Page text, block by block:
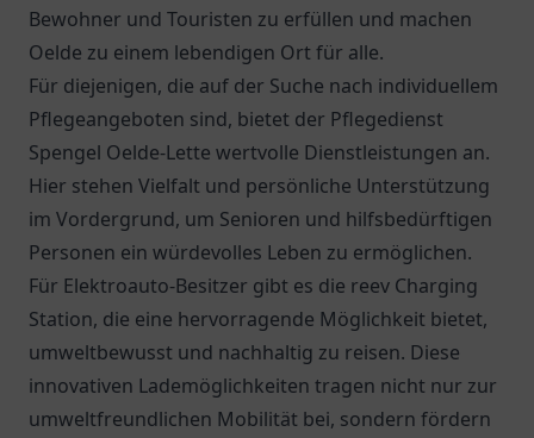
Bewohner und Touristen zu erfüllen und machen
Oelde zu einem lebendigen Ort für alle.
Für diejenigen, die auf der Suche nach individuellem
Pflegeangeboten sind, bietet der Pflegedienst
Spengel Oelde-Lette wertvolle Dienstleistungen an.
Hier stehen Vielfalt und persönliche Unterstützung
im Vordergrund, um Senioren und hilfsbedürftigen
Personen ein würdevolles Leben zu ermöglichen.
Für Elektroauto-Besitzer gibt es die reev Charging
Station, die eine hervorragende Möglichkeit bietet,
umweltbewusst und nachhaltig zu reisen. Diese
innovativen Lademöglichkeiten tragen nicht nur zur
umweltfreundlichen Mobilität bei, sondern fördern